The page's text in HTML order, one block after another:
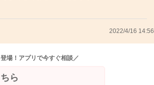
2022/4/16 14:56
場！アプリで今すぐ相談／
ら